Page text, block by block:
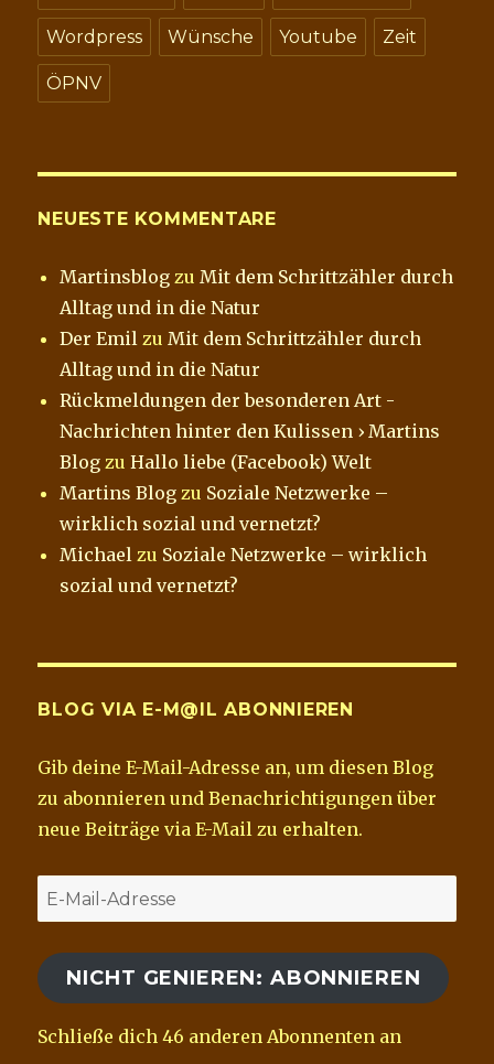
Wordpress Wünsche Youtube Zeit
ÖPNV
NEUESTE KOMMENTARE
Martinsblog zu Mit dem Schrittzähler durch
Alltag und in die Natur
Der Emil zu Mit dem Schrittzähler durch
Alltag und in die Natur
Rückmeldungen der besonderen Art -
Nachrichten hinter den Kulissen › Martins
Blog zuHallo liebe (Facebook) Welt
Martins Blog zu Soziale Netzwerke –
wirklich sozial und vernetzt?
Michael zu Soziale Netzwerke – wirklich
sozial und vernetzt?
BLOG VIA E-M@IL ABONNIEREN
Gib deine E-Mail-Adresse an, um diesen Blog
zu abonnieren und Benachrichtigungen über
neue Beiträge via E-Mail zu erhalten.
E-
Mail-
Adresse
NICHT GENIEREN: ABONNIEREN
Schließe dich 46 anderen Abonnenten an